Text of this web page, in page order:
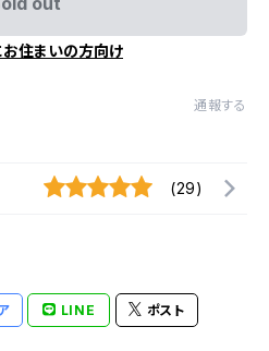
住まいの方向け
通報する
(29)
LINE ポスト